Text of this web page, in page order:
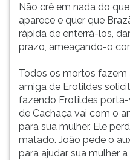
Não crê em nada do
aparece e quer que
rápida de enterrá-los,
prazo, ameaçando-o
Todos os mortos fazem
amiga de Erotildes
fazendo Erotildes
de Cachaça vai com o
para sua mulher. Ele
matado. João pede o
para ajudar sua mulher a